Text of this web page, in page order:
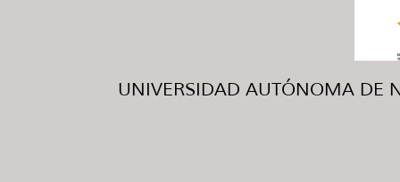
UNIVERSIDAD AUTÓNOMA DE